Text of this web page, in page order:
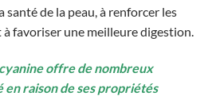
de la peau, à renforcer les
à favoriser une meilleure digestion.
offre de nombreux
en raison de ses propriétés